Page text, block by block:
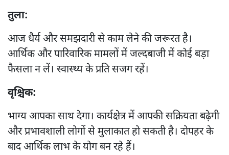
तुला:
आज धैर्य और समझदारी से काम लेने की जरूरत है।
आर्थिक और पारिवारिक मामलों में जल्दबाजी में कोई बड़ा
फैसला न लें। स्वास्थ्य के प्रति सजग रहें।
वृश्चिक:
भाग्य आपका साथ देगा। कार्यक्षेत्र में आपकी सक्रियता बढ़ेगी
और प्रभावशाली लोगों से मुलाकात हो सकती है। दोपहर के
बाद आर्थिक लाभ के योग बन रहे हैं।